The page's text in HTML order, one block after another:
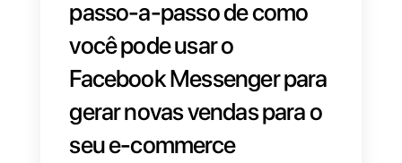
Neste artigo, vamos ver
passo-a-passo de como